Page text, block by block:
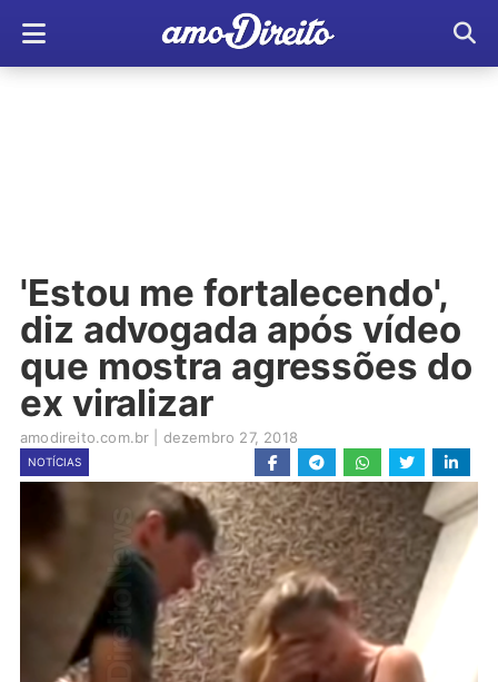
'Estou me fortalecendo',
diz advogada após vídeo
que mostra agressões do
ex viralizar
amodireito.com.br dezembro 27, 2018
NOTÍCIAS